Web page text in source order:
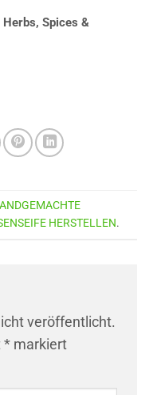
Spices &
HERSTELLEN.
veröffentlicht.
* markiert